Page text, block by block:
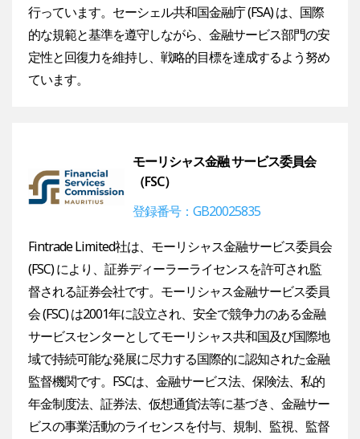
行っています。セーシェル共和国金融庁 (FSA) は、国際
的な規範と基準を遵守しながら、金融サービス部門の安
定性と回復力を維持し、戦略的目標を達成するよう努め
ています。
モーリシャス金融 サービス委員会
（FSC）
登録番号：GB20025835
Fintrade Limited社は、モーリシャス金融サービス委員会
(FSC) により、証券ディーラーライセンスを許可され監
督される証券会社です。モーリシャス金融サービス委員
会 (FSC) は2001年に設立され、安全で競争力のある金融
サービスセンターとしてモーリシャス共和国及び国際地
域で持続可能な発展に尽力する国際的に認知された金融
監督機関です。FSCは、金融サービス法、保険法、私的
年金制度法、証券法、仮想通貨法等に基づき、金融サー
ビスの事業活動のライセンスを付与、規制、監視、監督